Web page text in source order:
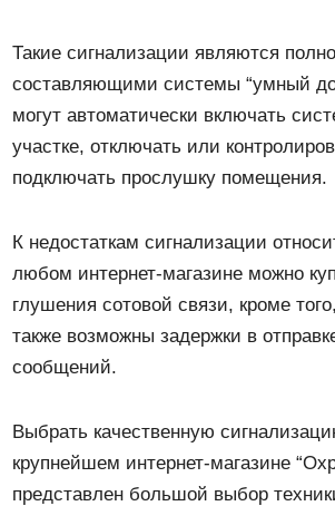
Такие сигнализации являются
составляющими системы “умный
могут автоматически включать
участке, отключать или
подключать прослушку помещения.
К недостаткам сигнализации
любом интернет-магазине можно
глушения сотовой связи, кроме
также возможны задержки в
сообщений.
Выбрать качественную
крупнейшем интернет-магазине
представлен большой выбор